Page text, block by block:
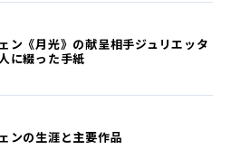
ン《月光》の献呈相手ジュリエッタ
に綴った手紙
ンの生涯と主要作品